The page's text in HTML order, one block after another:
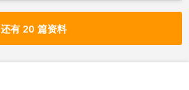
还有 20 篇资料